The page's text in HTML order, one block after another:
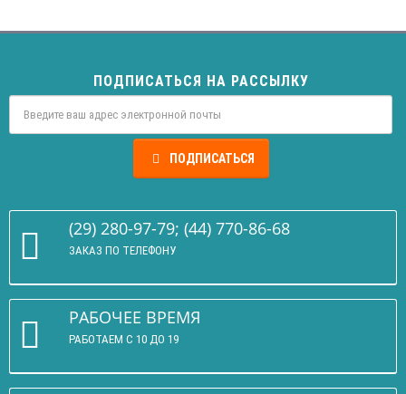
ПОДПИСАТЬСЯ НА РАССЫЛКУ
ПОДПИСАТЬСЯ
(29) 280-97-79; (44) 770-86-68
ЗАКАЗ ПО ТЕЛЕФОНУ
РАБОЧЕЕ ВРЕМЯ
РАБОТАЕМ С 10 ДО 19